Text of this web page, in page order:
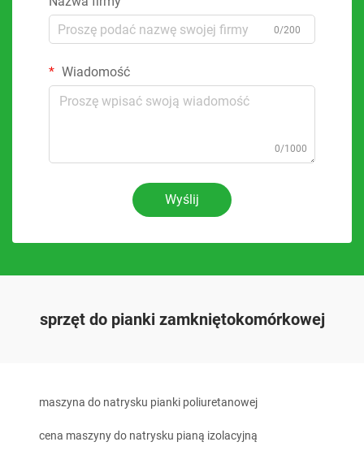
0/200
Wiadomość
0/1000
Wyślij
sprzęt do pianki zamkniętokomórkowej
maszyna do natrysku pianki poliuretanowej
cena maszyny do natrysku pianą izolacyjną